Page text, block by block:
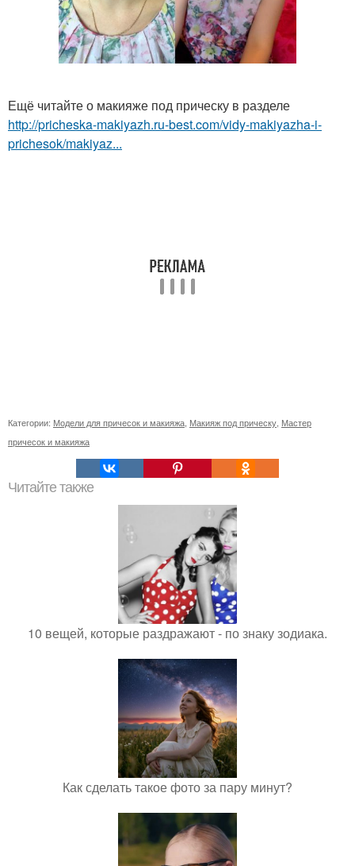
Ещё читайте о макияже под прическу в разделе
http://pricheska-makiyazh.ru-best.com/vidy-makiyazha-i-
prichesok/makiyaz...
Категории: Модели для причесок и макияжа Макияж под прическу Мастер
причесок и макияжа
Читайте также
10 вещей, которые раздражают - по знаку зодиака.
Как сделать такое фото за пару минут?